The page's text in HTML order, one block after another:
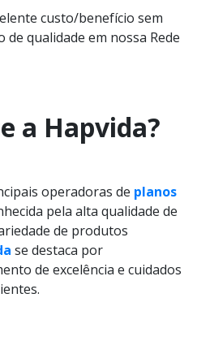
custo/benefício sem
qualidade em nossa Rede
a Hapvida?
operadoras de planos
pela alta qualidade de
de produtos
se destaca por
de excelência e cuidados